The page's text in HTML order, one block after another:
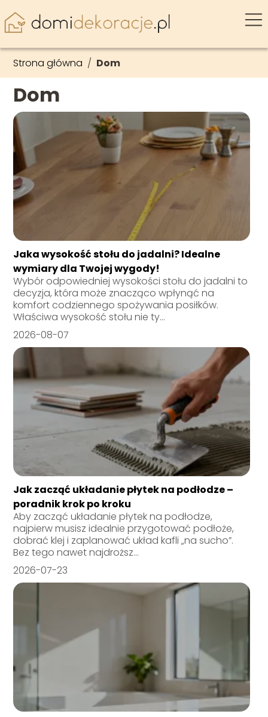
Strona główna / Dom
Dom
Jaka wysokość stołu do jadalni? Idealne
wymiary dla Twojej wygody!
Wybór odpowiedniej wysokości stołu do jadalni to
decyzja, która może znacząco wpłynąć na
komfort codziennego spożywania posiłków.
Właściwa wysokość stołu nie ty...
2026-08-07
Jak zacząć układanie płytek na podłodze –
poradnik krok po kroku
Aby zacząć układanie płytek na podłodze,
najpierw musisz idealnie przygotować podłoże,
dobrać klej i zaplanować układ kafli „na sucho”.
Bez tego nawet najdroższ...
2026-07-23